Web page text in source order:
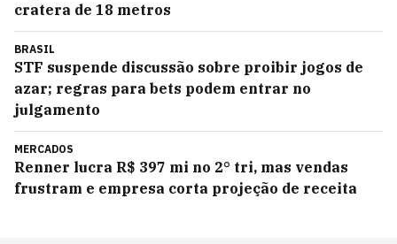
cratera de 18 metros
BRASIL
STF suspende discussão sobre proibir jogos de
azar; regras para bets podem entrar no
julgamento
MERCADOS
Renner lucra R$ 397 mi no 2° tri, mas vendas
frustram e empresa corta projeção de receita